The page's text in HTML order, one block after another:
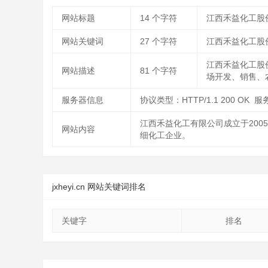
网站标题 14 个字符 江西禾益化工股
网站关键词 27 个字符 江西禾益化工股
网站描述 81 个字符
江西禾益化工股
场开发、销售、
服务器信息 协议类型：HTTP/1.1 200 OK 服
网站内容
江西禾益化工有限公司成立于
细化工企业。
jxheyi.cn 网站关键词排名
关键字 排名